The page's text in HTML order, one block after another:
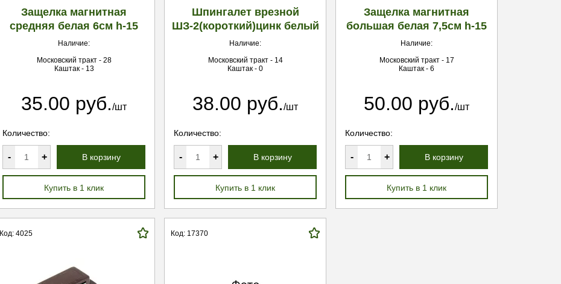
Защелка магнитная
средняя белая 6см h-15
Наличие:
Московский тракт - 28
Каштак - 13
35.00 руб./шт
Количество:
- + В корзину
Купить в 1 клик
Шпингалет врезной
ШЗ-2(короткий)цинк белый
Наличие:
Московский тракт - 14
Каштак - 0
38.00 руб./шт
Количество:
- + В корзину
Купить в 1 клик
Защелка магнитная
большая белая 7,5см h-15
Наличие:
Московский тракт - 17
Каштак - 6
50.00 руб./шт
Количество:
- + В корзину
Купить в 1 клик
Код: 4025 Код: 17370